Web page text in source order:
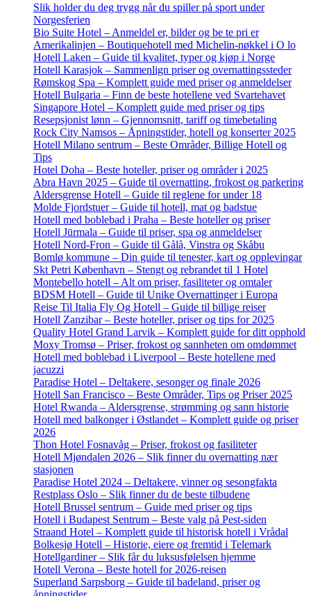
Slik holder du deg trygg når du spiller på sport under
Norgesferien
Bio Suite Hotel – Anmeldel er, bilder og be te pri er
Amerikalinjen – Boutiquehotell med Michelin-nøkkel i O lo
Hotell Laken – Guide til kvalitet, typer og kjøp i Norge
Hotell Karasjok – Sammenlign priser og overnattingssteder
Rømskog Spa – Komplett guide med priser og anmeldelser
Hotell Bulgaria – Finn de beste hotellene ved Svartehavet
Singapore Hotel – Komplett guide med priser og tips
Resepsjonist lønn – Gjennomsnitt, tariff og timebetaling
Rock City Namsos – Åpningstider, hotell og konserter 2025
Hotell Milano sentrum – Beste Områder, Billige Hotell og
Tips
Hotel Doha – Beste hoteller, priser og områder i 2025
Abra Havn 2025 – Guide til overnatting, frokost og parkering
Aldersgrense Hotell – Guide til reglene for under 18
Molde Fjordstuer – Guide til hotell, mat og badstue
Hotell med boblebad i Praha – Beste hoteller og priser
Hotell Jūrmala – Guide til priser, spa og anmeldelser
Hotell Nord-Fron – Guide til Gålå, Vinstra og Skåbu
Bomlø kommune – Din guide til tenester, kart og opplevingar
Skt Petri København – Stengt og rebrandet til 1 Hotel
Montebello hotell – Alt om priser, fasiliteter og omtaler
BDSM Hotell – Guide til Unike Overnattinger i Europa
Reise Til Italia Fly Og Hotell – Guide til billige reiser
Hotell Zanzibar – Beste hoteller, priser og tips for 2025
Quality Hotel Grand Larvik – Komplett guide for ditt opphold
Moxy Tromsø – Priser, frokost og sannheten om omdømmet
Hotell med boblebad i Liverpool – Beste hotellene med
jacuzzi
Paradise Hotel – Deltakere, sesonger og finale 2026
Hotell San Francisco – Beste Områder, Tips og Priser 2025
Hotel Rwanda – Aldersgrense, strømming og sann historie
Hotell med balkonger i Østlandet – Komplett guide og priser
2026
Thon Hotel Fosnavåg – Priser, frokost og fasiliteter
Hotell Mjøndalen 2026 – Slik finner du overnatting nær
stasjonen
Paradise Hotel 2024 – Deltakere, vinner og sesongfakta
Restplass Oslo – Slik finner du de beste tilbudene
Hotell Brussel sentrum – Guide med priser og tips
Hotell i Budapest Sentrum – Beste valg på Pest-siden
Straand Hotel – Komplett guide til historisk hotell i Vrådal
Bolkesjø Hotell – Historie, eiere og fremtid i Telemark
Hotellgardiner – Slik får du luksusfølelsen hjemme
Hotell Verona – Beste hotell for 2026-reisen
Superland Sarpsborg – Guide til badeland, priser og